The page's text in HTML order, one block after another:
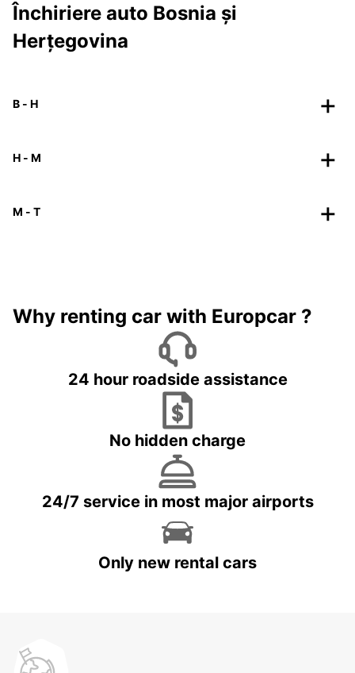
Închiriere auto Bosnia și
Herțegovina
B - H
H - M
M - T
Why renting car with Europcar ?
24 hour roadside assistance
No hidden charge
24/7 service in most major airports
Only new rental cars